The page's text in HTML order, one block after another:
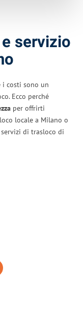
servizio
i costi sono un
Ecco perché
per offrirti
locale a Milano o
di trasloco di